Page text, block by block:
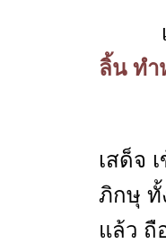
เมื่อ
ลิ้น ทำ
[๒๔๔
เสด็จ
ภิกษุ ทั้
แล้ว ถื